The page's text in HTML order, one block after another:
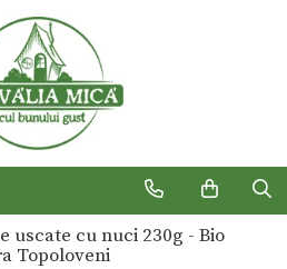
uscate cu nuci 230g - Bio
Topoloveni